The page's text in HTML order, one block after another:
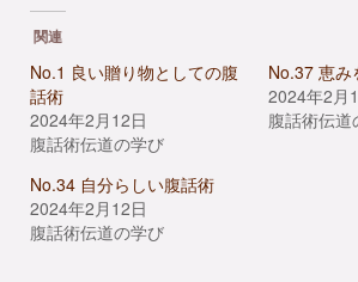
関連
No.1 良い贈り物としての腹
話術
2024年2月12日
腹話術伝道の学び
No.37 恵み
2024年2月
腹話術伝道
No.34 自分らしい腹話術
2024年2月12日
腹話術伝道の学び